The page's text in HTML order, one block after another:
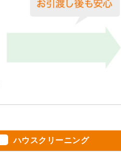
ハウスクリーニング